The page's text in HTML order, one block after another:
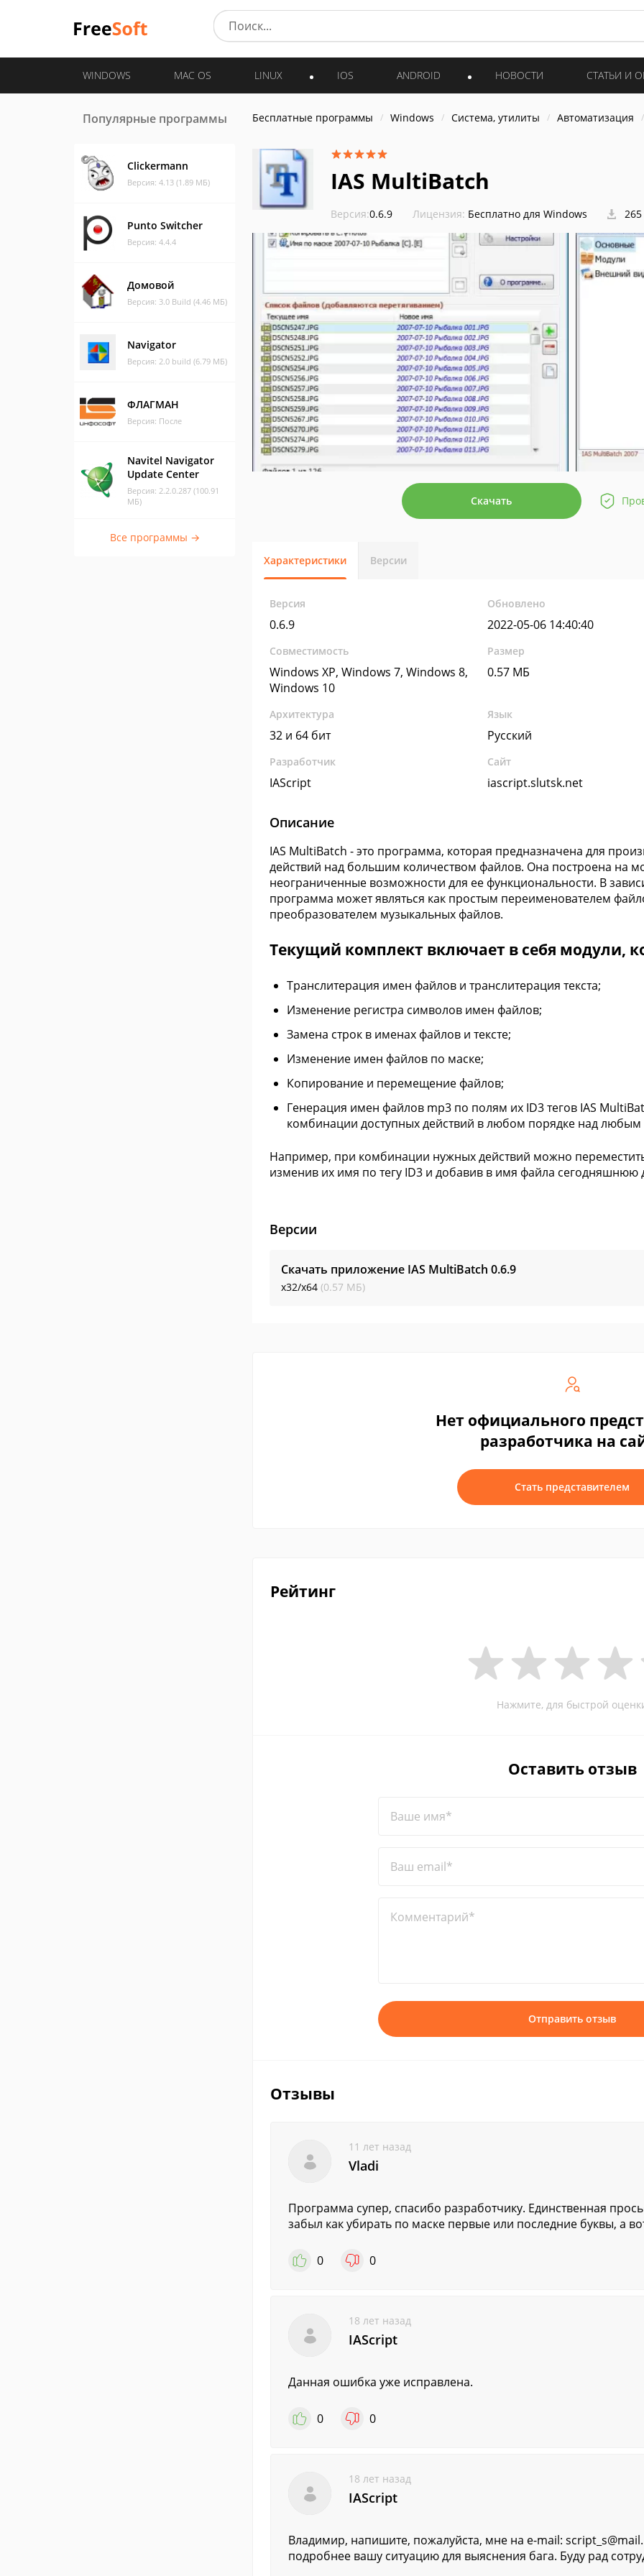
WINDOWS MAC OS LINUX IOS ANDROID НОВОСТИ СТАТЬИ И
Популярные программы
Clickermann
Версия: 4.13 (1.89 МБ)
Punto Switcher
Версия: 4.4.4
Домовой
Версия: 3.0 Build (4.46 МБ)
Navigator
Версия: 2.0 build (6.79 МБ)
ФЛАГМАН
Версия: После
Navitel Navigator
Update Center
Версия: 2.2.0.287 (100.91
МБ)
Все программы →
Бесплатные программы Windows Система, утилиты Автоматизация
IAS MultiBatch
Версия:0.6.9 Лицензия: Бесплатно для Windows
Скачать
Характеристики Версии
Версия
0.6.9
Обновлено
2022-05-06 14:40:40
Совместимость
Windows XP, Windows 7, Windows 8,
Windows 10
Размер
0.57 МБ
Архитектура
32 и 64 бит
Язык
Русский
Разработчик
IAScript
Сайт
iascript.slutsk.net
Описание
IAS MultiBatch - это программа, которая предназначена для
действий над большим количеством файлов. Она построена на
неограниченные возможности для ее функциональности. В
программа может являться как простым переименователем
преобразователем музыкальных файлов.
Текущий комплект включает в себя модули,
Транслитерация имен файлов и транслитерация текста;
Изменение регистра символов имен файлов;
Замена строк в именах файлов и тексте;
Изменение имен файлов по маске;
Копирование и перемещение файлов;
Генерация имен файлов mp3 по полям их ID3 тегов IAS
комбинации доступных действий в любом порядке над
Например, при комбинации нужных действий можно
изменив их имя по тегу ID3 и добавив в имя файла сегодняшнюю
Версии
Скачать приложение IAS MultiBatch 0.6.9
x32/x64 (0.57 МБ)
Нет официального
разработчика на
Стать представителем
Рейтинг
Нажмите, для быстрой
Оставить отзыв
Ваше имя*
Ваш email*
Комментарий*
Отправить отзыв
Отзывы
11 лет назад
Vladi
Программа супер, спасибо разработчику. Единственная
забыл как убирать по маске первые или последние буквы, а
0 0
18 лет назад
IAScript
Данная ошибка уже исправлена.
0 0
18 лет назад
IAScript
Владимир, напишите, пожалуйста, мне на e-mail:
подробнее вашу ситуацию для выяснения бага. Буду рад